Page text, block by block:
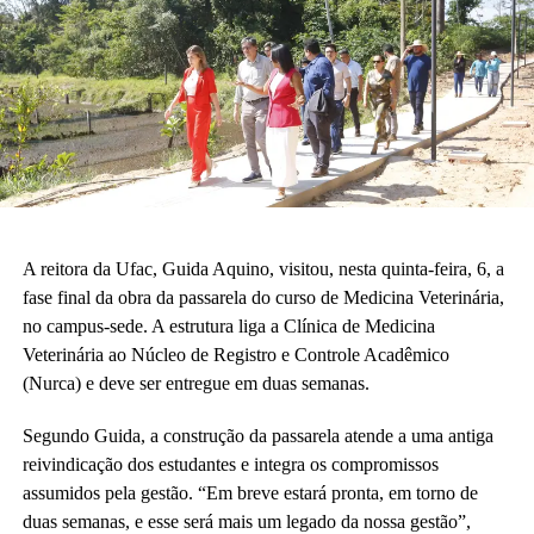
A reitora da Ufac, Guida Aquino, visitou, nesta quinta-feira, 6, a
fase final da obra da passarela do curso de Medicina Veterinária,
no campus-sede. A estrutura liga a Clínica de Medicina
Veterinária ao Núcleo de Registro e Controle Acadêmico
(Nurca) e deve ser entregue em duas semanas.
Segundo Guida, a construção da passarela atende a uma antiga
reivindicação dos estudantes e integra os compromissos
assumidos pela gestão. “Em breve estará pronta, em torno de
duas semanas, e esse será mais um legado da nossa gestão”,